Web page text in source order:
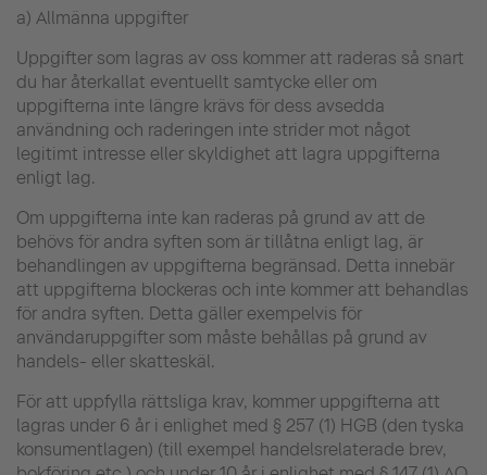
a) Allmänna uppgifter
Uppgifter som lagras av oss kommer att raderas så snart
du har återkallat eventuellt samtycke eller om
uppgifterna inte längre krävs för dess avsedda
användning och raderingen inte strider mot något
legitimt intresse eller skyldighet att lagra uppgifterna
enligt lag.
Om uppgifterna inte kan raderas på grund av att de
behövs för andra syften som är tillåtna enligt lag, är
behandlingen av uppgifterna begränsad. Detta innebär
att uppgifterna blockeras och inte kommer att behandlas
för andra syften. Detta gäller exempelvis för
användaruppgifter som måste behållas på grund av
handels- eller skatteskäl.
För att uppfylla rättsliga krav, kommer uppgifterna att
lagras under 6 år i enlighet med § 257 (1) HGB (den tyska
konsumentlagen) (till exempel handelsrelaterade brev,